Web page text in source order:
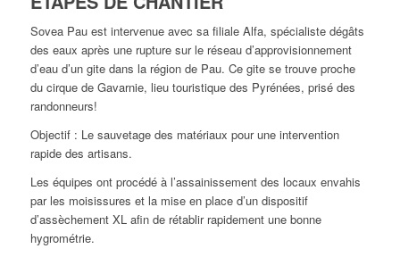
Sovea Pau est intervenue avec sa filiale Alfa, spécialiste dégâts
des eaux après une rupture sur le réseau d’approvisionnement
d’eau d’un gite dans la région de Pau. Ce gite se trouve proche
du cirque de Gavarnie, lieu touristique des Pyrénées, prisé des
randonneurs!
Objectif : Le sauvetage des matériaux pour une intervention
rapide des artisans.
Les équipes ont procédé à l’assainissement des locaux envahis
par les moisissures et la mise en place d’un dispositif
d’assèchement XL afin de rétablir rapidement une bonne
hygrométrie.